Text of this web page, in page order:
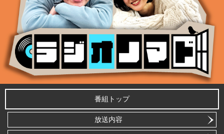
番組トップ
放送内容